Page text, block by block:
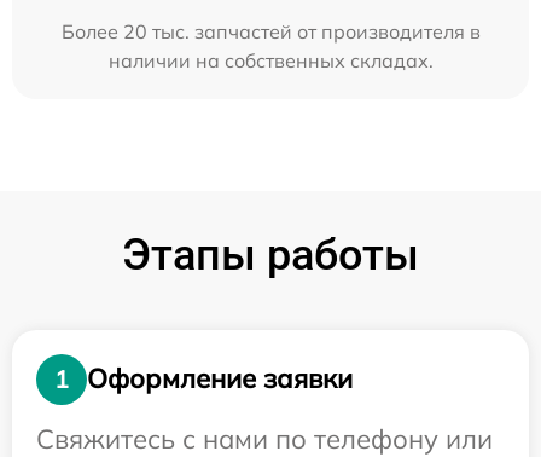
Более 20 тыс. запчастей от производителя в
наличии на собственных складах.
Этапы работы
1
Оформление заявки
Свяжитесь с нами по телефону или